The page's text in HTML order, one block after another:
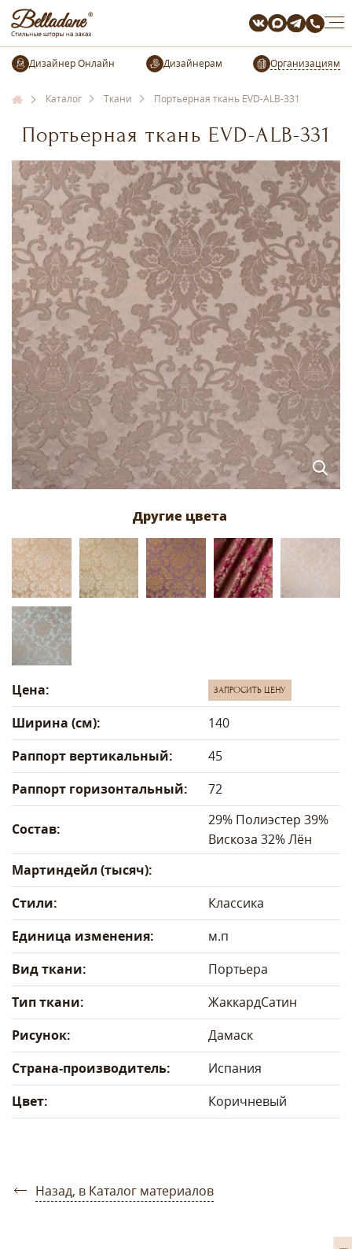
Организациям
Каталог Ткани Портьерная ткань EVD-ALB-331
Портьерная ткань EVD-ALB-331
Цена: ЗАПРОСИТЬ ЦЕНУ
Ширина (см):
140
Раппорт вертикальный:
45
Раппорт горизонтальный:
72
Состав:
29% Полиэстер 39%
Вискоза 32% Лён
Мартиндейл (тысяч):
Стили:
Классика
Единица изменения:
м.п
Вид ткани:
Портьера
Тип ткани:
ЖаккардСатин
Рисунок:
Дамаск
Страна-производитель:
Испания
Цвет:
Коричневый
Назад, в Каталог материалов